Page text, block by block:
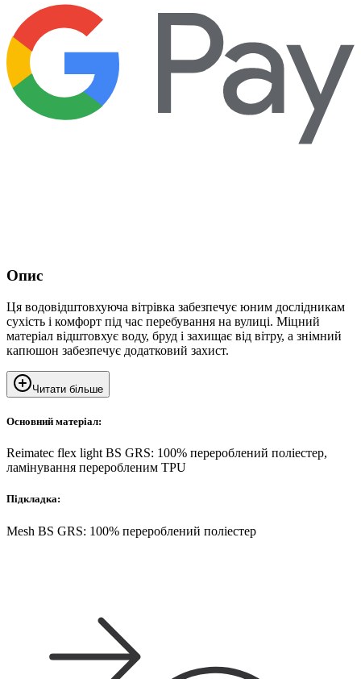
Опис
Ця водовідштовхуюча вітрівка забезпечує юним дослідникам
сухість і комфорт під час перебування на вулиці. Міцний
матеріал відштовхує воду, бруд і захищає від вітру, а знімний
капюшон забезпечує додатковий захист.
Читати більше
Основний матеріал:
Reimatec flex light BS GRS: 100% перероблений поліестер,
ламінування переробленим TPU
Підкладка:
Mesh BS GRS: 100% перероблений поліестер